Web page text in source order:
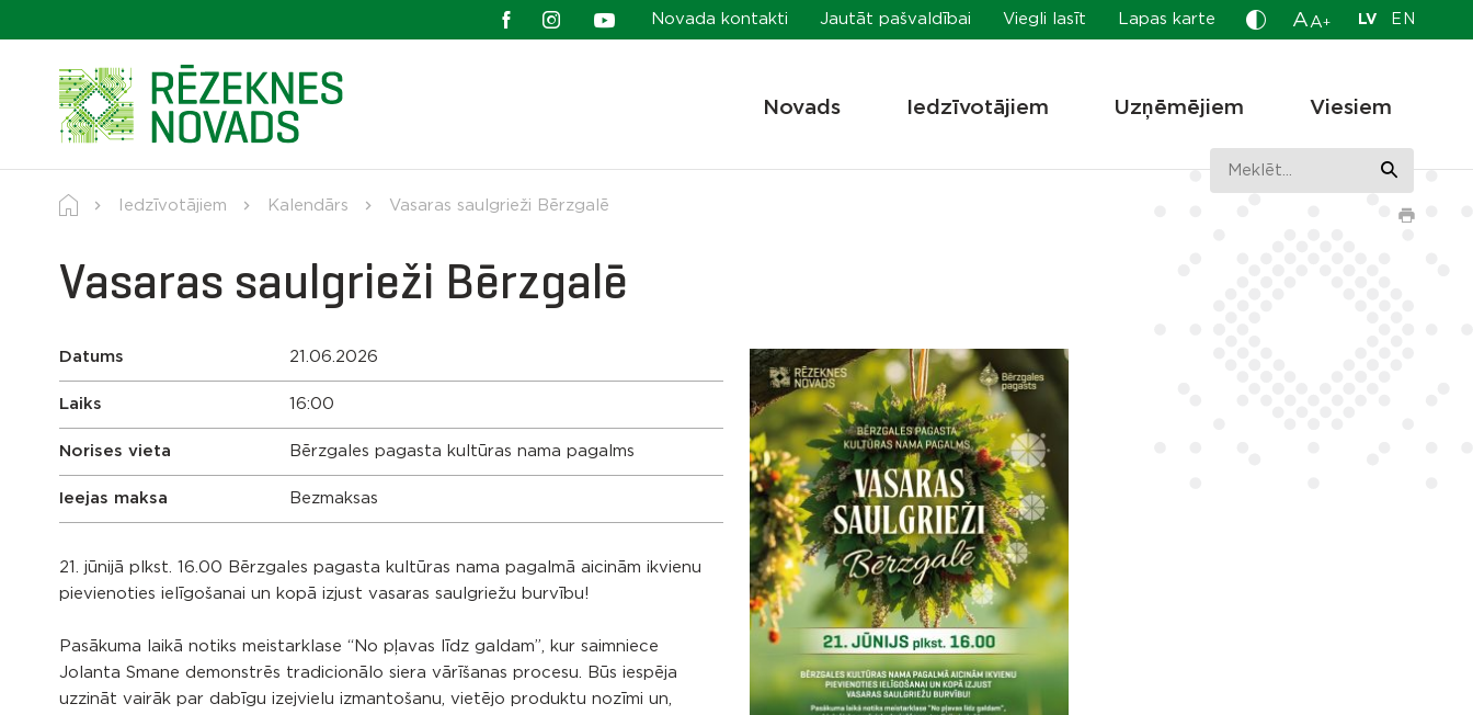
Novada kontakti Jautāt pašvaldībai Viegli lasīt Lapas karte A A+ LV EN
Novads Iedzīvotājiem Uzņēmējiem Viesiem
Iedzīvotājiem Kalendārs Vasaras saulgrieži Bērzgalē
Vasaras saulgrieži Bērzgalē
Datums 21.06.2026
Laiks 16:00
Norises vieta Bērzgales pagasta kultūras nama pagalms
Ieejas maksa Bezmaksas
21. jūnijā plkst. 16.00 Bērzgales pagasta kultūras nama pagalmā aicinām ikvienu
pievienoties ielīgošanai un kopā izjust vasaras saulgriežu burvību!
Pasākuma laikā notiks meistarklase “No pļavas līdz galdam”, kur saimniece
Jolanta Smane demonstrēs tradicionālo siera vārīšanas procesu. Būs iespēja
uzzināt vairāk par dabīgu izejvielu izmantošanu, vietējo produktu nozīmi un,